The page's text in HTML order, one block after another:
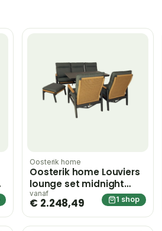
Oosterik home
Oosterik home Louviers
lounge set midnight
grey – grijs
vanaf
€ 2.248,49 1 shop